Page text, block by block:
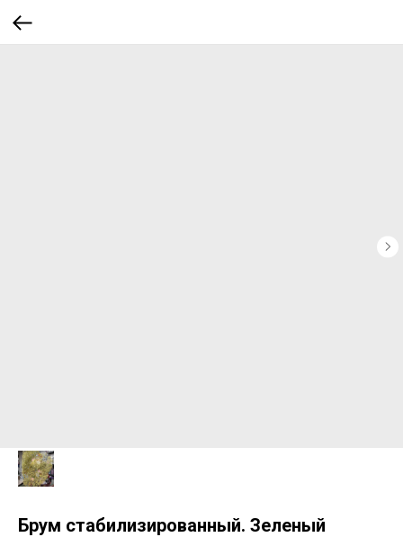
Брум стабилизированный. Зеленый